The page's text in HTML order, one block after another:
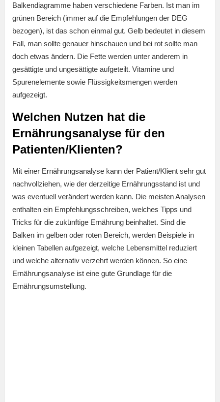
Balkendiagramme haben verschiedene Farben. Ist man im
grünen Bereich (immer auf die Empfehlungen der DEG
bezogen), ist das schon einmal gut. Gelb bedeutet in diesem
Fall, man sollte genauer hinschauen und bei rot sollte man
doch etwas ändern. Die Fette werden unter anderem in
gesättigte und ungesättigte aufgeteilt. Vitamine und
Spurenelemente sowie Flüssigkeitsmengen werden
aufgezeigt.
Welchen Nutzen hat die
Ernährungsanalyse für den
Patienten/Klienten?
Mit einer Ernährungsanalyse kann der Patient/Klient sehr gut
nachvollziehen, wie der derzeitige Ernährungsstand ist und
was eventuell verändert werden kann. Die meisten Analysen
enthalten ein Empfehlungsschreiben, welches Tipps und
Tricks für die zukünftige Ernährung beinhaltet. Sind die
Balken im gelben oder roten Bereich, werden Beispiele in
kleinen Tabellen aufgezeigt, welche Lebensmittel reduziert
und welche alternativ verzehrt werden können. So eine
Ernährungsanalyse ist eine gute Grundlage für die
Ernährungsumstellung.